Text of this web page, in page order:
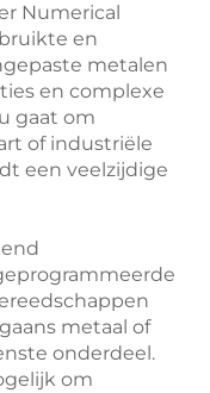
Numerical
en
metalen
en complexe
gaat om
of industriële
een veelzijdige
metaal of
onderdeel.
om